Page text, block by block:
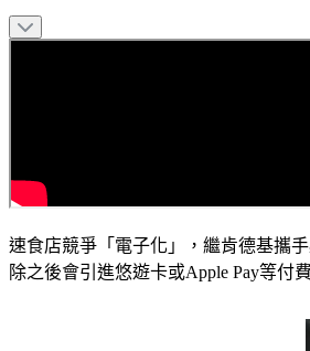
速食店競爭「電子化」，繼肯德基攜
除之後會引進悠遊卡或Apple Pay等付